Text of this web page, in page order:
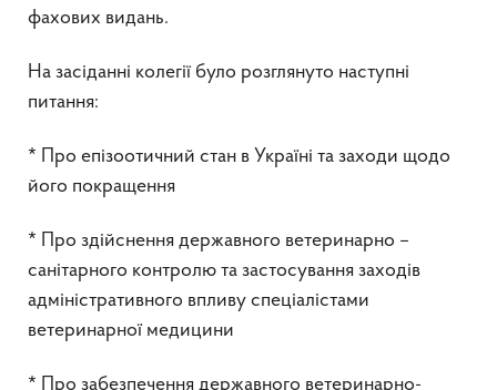
фахових видань.
На засіданні колегії було розглянуто наступні
питання:
* Про епізоотичний стан в Україні та заходи щодо
його покращення
* Про здійснення державного ветеринарно –
санітарного контролю та застосування заходів
адміністративного впливу спеціалістами
ветеринарної медицини
* Про забезпечення державного ветеринарно-